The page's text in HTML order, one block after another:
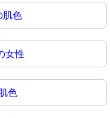
肌色
女性
色